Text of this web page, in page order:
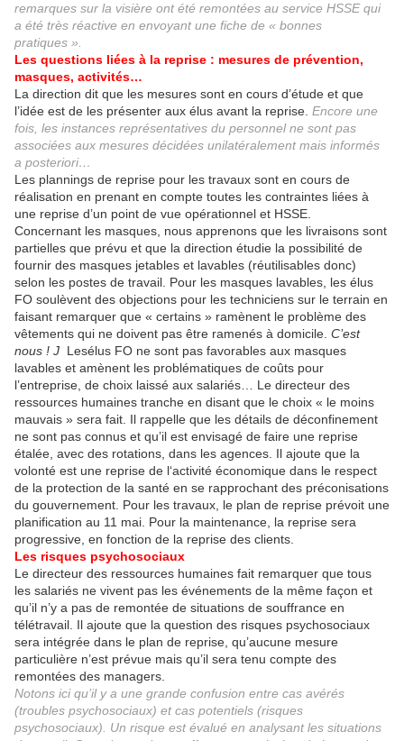
remarques sur la visière ont été remontées au service HSSE qui
a été très réactive en envoyant une fiche de « bonnes
pratiques ».
Les questions liées à la reprise : mesures de prévention,
masques, activités…
La direction dit que les mesures sont en cours d’étude et que
l’idée est de les présenter aux élus avant la reprise. Encore une
fois, les instances représentatives du personnel ne sont pas
associées aux mesures décidées unilatéralement mais informés
a posteriori…
Les plannings de reprise pour les travaux sont en cours de
réalisation en prenant en compte toutes les contraintes liées à
une reprise d’un point de vue opérationnel et HSSE.
Concernant les masques, nous apprenons que les livraisons sont
partielles que prévu et que la direction étudie la possibilité de
fournir des masques jetables et lavables (réutilisables donc)
selon les postes de travail. Pour les masques lavables, les élus
FO soulèvent des objections pour les techniciens sur le terrain en
faisant remarquer que « certains » ramènent le problème des
vêtements qui ne doivent pas être ramenés à domicile. C’est
nous ! J Lesélus FO ne sont pas favorables aux masques
lavables et amènent les problématiques de coûts pour
l’entreprise, de choix laissé aux salariés… Le directeur des
ressources humaines tranche en disant que le choix « le moins
mauvais » sera fait. Il rappelle que les détails de déconfinement
ne sont pas connus et qu’il est envisagé de faire une reprise
étalée, avec des rotations, dans les agences. Il ajoute que la
volonté est une reprise de l‘activité économique dans le respect
de la protection de la santé en se rapprochant des préconisations
du gouvernement. Pour les travaux, le plan de reprise prévoit une
planification au 11 mai. Pour la maintenance, la reprise sera
progressive, en fonction de la reprise des clients.
Les risques psychosociaux
Le directeur des ressources humaines fait remarquer que tous
les salariés ne vivent pas les événements de la même façon et
qu’il n’y a pas de remontée de situations de souffrance en
télétravail. Il ajoute que la question des risques psychosociaux
sera intégrée dans le plan de reprise, qu’aucune mesure
particulière n’est prévue mais qu’il sera tenu compte des
remontées des managers.
Notons ici qu’il y a une grande confusion entre cas avérés
(troubles psychosociaux) et cas potentiels (risques
psychosociaux). Un risque est évalué en analysant les situations